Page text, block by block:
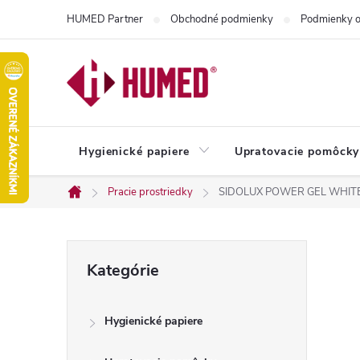
obsah
HUMED Partner Obchodné podmienky Podmienky
Hygienické papiere Upratovacie pomôcky
Domov
Pracie prostriedky SIDOLUX POWER GEL
kategórie
Kategórie
Hygienické papiere